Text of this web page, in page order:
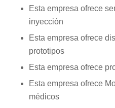
Esta empresa ofrece
inyección
Esta empresa ofrece
prototipos
Esta empresa ofrece
Esta empresa ofrece
médicos